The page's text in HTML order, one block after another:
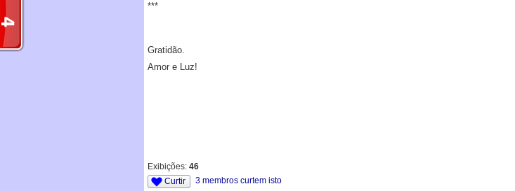
***
Gratidão.
Amor e Luz!
Exibições: 46
Curtir
3 membros curtem isto